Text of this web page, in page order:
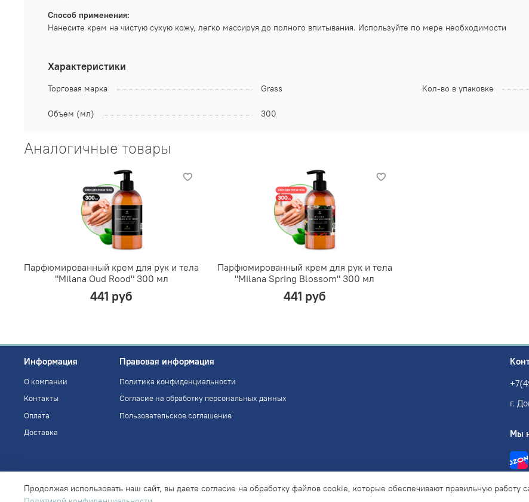
Способ применения:
Нанесите крем на чистую сухую кожу, легко массируя до полного впитывания. Используйте по мере необходимости
Характеристики
Торговая марка Grass Кол-во в упаковке
Объем (мл) 300
Аналогичные товары
Парфюмированный крем для рук и тела
"Milana Oud Rood" 300 мл
441 руб
Парфюмированный крем для рук и тела
"Milana Spring Blossom" 300 мл
441 руб
Информация
О компании
Контакты
Оплата
Доставка
Правовая информация
Политика конфиденциальности
Согласие на обработку персональных данных
Пользовательское соглашение
г.
Мы
Продолжая использовать наш сайт, вы даете согласие на обработку файлов cookie, которые обеспечивают правильную работу